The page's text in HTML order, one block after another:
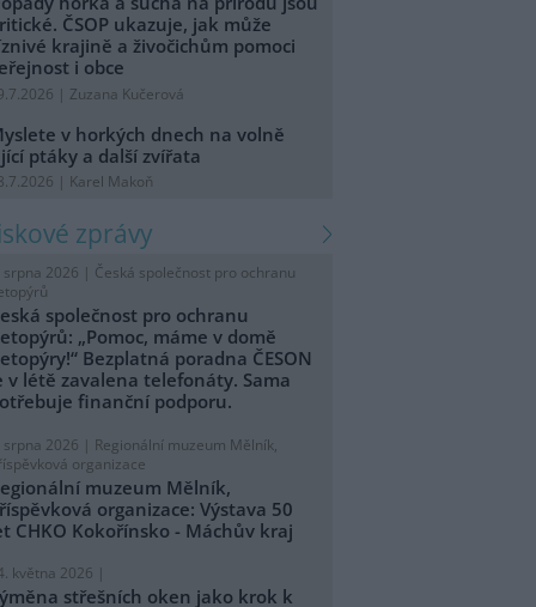
ČSOP ukazuje, jak může
krajině a živočichům pomoci
i obce
| Zuzana Kučerová
v horkých dnech na volně
ptáky a další zvířata
| Karel Makoň
zprávy
srpna 2026 | Česká společnost pro ochranu
společnost pro ochranu
„Pomoc, máme v domě
Bezplatná poradna ČESON
v létě zavalena telefonáty. Sama
finanční podporu.
srpna 2026 | Regionální muzeum Mělník,
organizace
muzeum Mělník,
organizace: Výstava 50
CHKO Kokořínsko - Máchův kraj
května 2026 |
střešních oken jako krok k